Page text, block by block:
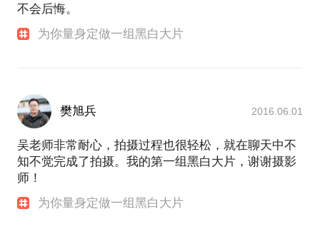
不会后悔。
为你量身定做一组黑白大片
樊旭兵 2016.06.01
吴老师非常耐心，拍摄过程也很轻松，就在聊天中不
知不觉完成了拍摄。我的第一组黑白大片，谢谢摄影
师！
为你量身定做一组黑白大片